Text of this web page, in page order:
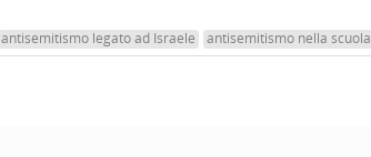
antisemitismo legato ad Israele antisemitismo nella scuola